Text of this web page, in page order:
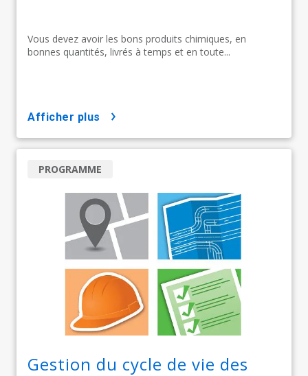
Vous devez avoir les bons produits chimiques, en
bonnes quantités, livrés à temps et en toute...
afficher plus
Gestion du cycle de vie des
PROGRAMME